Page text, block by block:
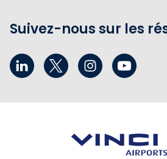
Suivez-nous sur les